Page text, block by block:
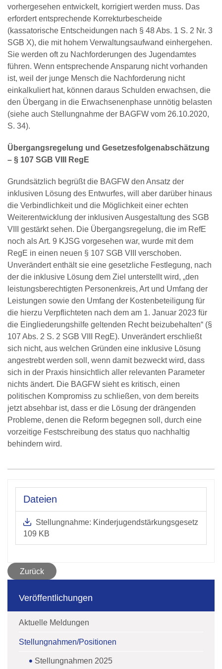
vorhergesehen entwickelt, korrigiert werden muss. Das
erfordert entsprechende Korrekturbescheide
(kassatorische Entscheidungen nach § 48 Abs. 1 S. 2 Nr. 3
SGB X), die mit hohem Verwaltungsaufwand einhergehen.
Sie werden oft zu Nachforderungen des Jugendamtes
führen. Wenn entsprechende Ansparung nicht vorhanden
ist, weil der junge Mensch die Nachforderung nicht
einkalkuliert hat, können daraus Schulden erwachsen, die
den Übergang in die Erwachsenenphase unnötig belasten
(siehe auch Stellungnahme der BAGFW vom 26.10.2020,
S. 34).
Übergangsregelung und Gesetzesfolgenabschätzung
– § 107 SGB VIII RegE
Grundsätzlich begrüßt die BAGFW den Ansatz der
inklusiven Lösung des Entwurfes, will aber darüber hinaus
die Verbindlichkeit und die Möglichkeit einer echten
Weiterentwicklung der inklusiven Ausgestaltung des SGB
VIII gestärkt sehen. Die Übergangsregelung, die im RefE
noch als Art. 9 KJSG vorgesehen war, wurde mit dem
RegE in einen neuen § 107 SGB VIII verschoben.
Unverändert enthält sie eine gesetzliche Festlegung, nach
der die inklusive Lösung dem Ziel unterstellt wird, „den
leistungsberechtigten Personenkreis, Art und Umfang der
Leistungen sowie den Umfang der Kostenbeteiligung für
die hierzu Verpflichteten nach dem am 1. Januar 2023 für
die Eingliederungshilfe geltenden Recht beizubehalten“ (§
107 Abs. 2 S. 2 SGB VIII RegE). Unverändert erschließt
sich nicht, aus welchen Gründen eine inklusive Lösung
angestrebt werden soll, wenn damit bezweckt wird, dass
sich in der Praxis hinsichtlich aller relevanten Parameter
nichts ändert. Die BAGFW sieht es kritisch, einen
politischen Kompromiss zu schließen, von dem bereits
jetzt absehbar ist, dass er die Lösung der drängenden
Probleme, denen die Reform begegnen soll, durch eine
vorzeitige Festschreibung des status quo nachhaltig
behindern wird.
Dateien
Stellungnahme: Kinderjugendstärkungsgesetz
109 KB
Zurück
Veröffentlichungen
Aktuelle Meldungen
Stellungnahmen/Positionen
Stellungnahmen 2025